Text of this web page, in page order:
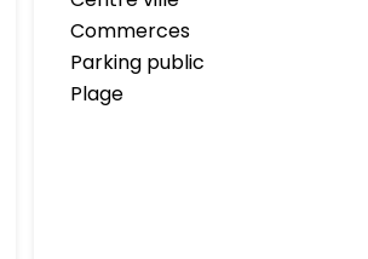
Commerces
Parking public
Plage